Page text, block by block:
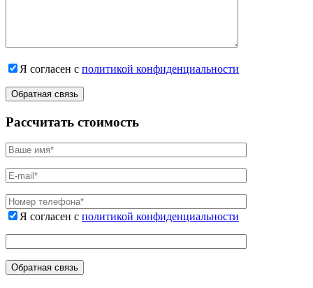
Я согласен с политикой конфиденциальности
Рассчитать стоимость
Я согласен с политикой конфиденциальности